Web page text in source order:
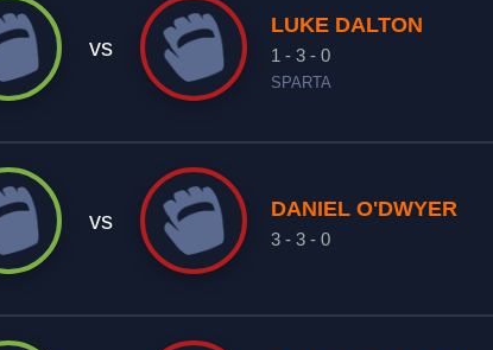
vs
LUKE DALTON
1 - 3 - 0
SPARTA
vs DANIEL O'DWYER
3 - 3 - 0